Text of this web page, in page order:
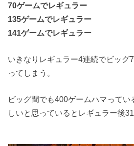
70ゲームでレギュラー
135ゲームでレギュラー
141ゲームでレギュラー
いきなりレギュラー4連続でビッグ
ってしまう。
ビッグ間でも400ゲームハマって
しいと思っているとレギュラー後